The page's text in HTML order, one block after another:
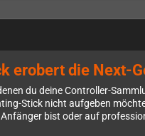
erobert die Next-
du deine Controller-
Stick nicht aufgeben
bist oder auf